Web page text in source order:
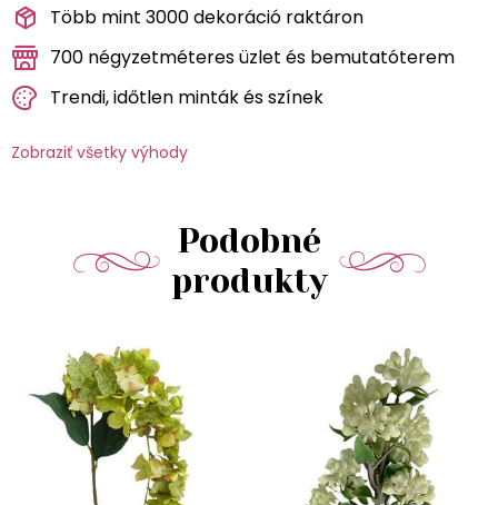
Több mint 3000 dekoráció raktáron
700 négyzetméteres üzlet és bemutatóterem
Trendi, időtlen minták és színek
Zobraziť všetky výhody
Podobné
produkty